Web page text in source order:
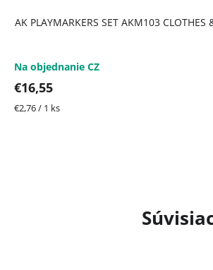
AK PLAYMARKERS SET AKM103
Na objednanie CZ
€16,55
Jednotková
€2,76 / 1 ks